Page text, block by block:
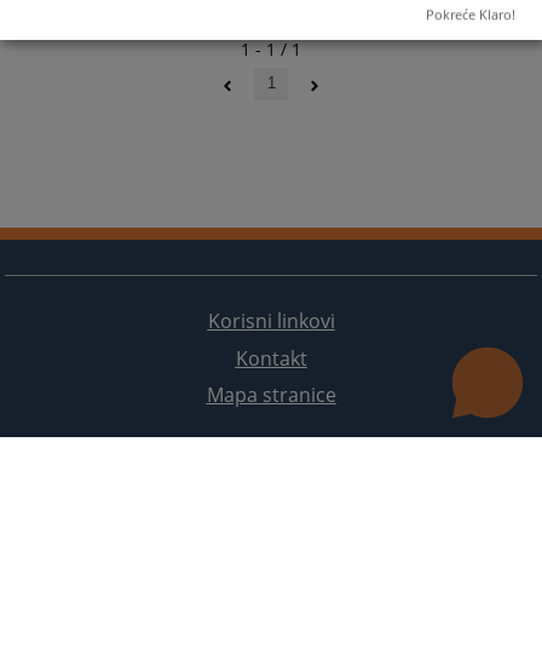
dates.
dates.
1 - 1 / 1
1
Korisni linkovi
Kontakt
Mapa stranice
Pokreće Klaro!